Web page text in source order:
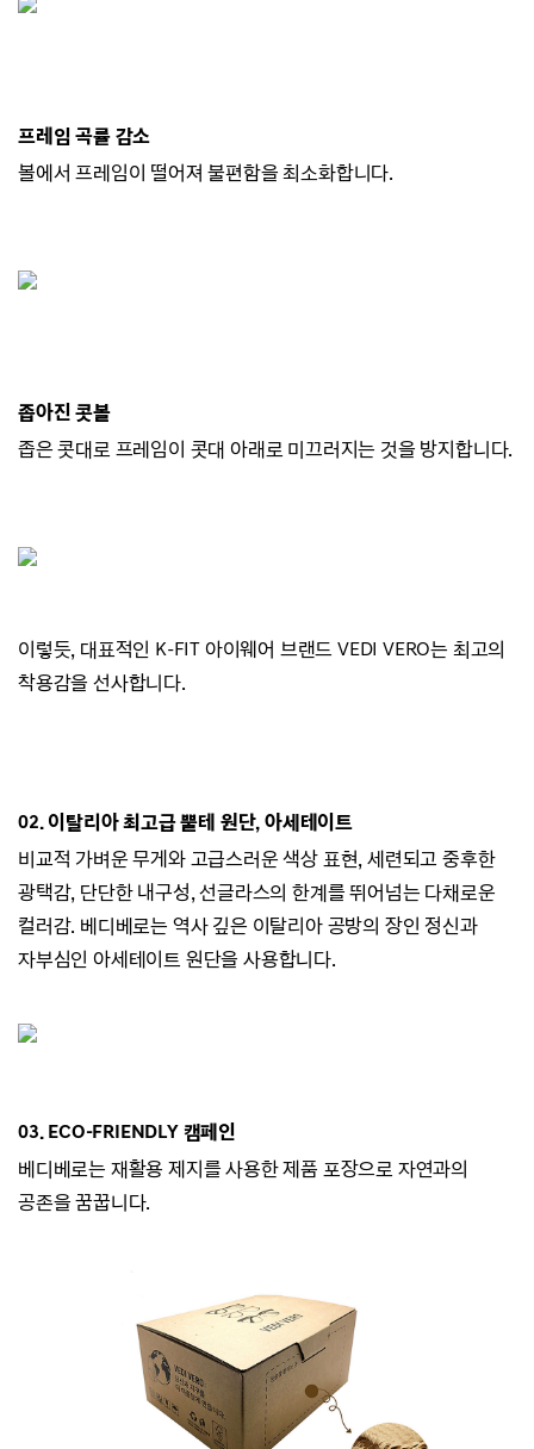
프레임 곡률 감소
볼에서 프레임이 떨어져 불편함을 최소화합니다.
좁아진 콧볼
좁은 콧대로 프레임이 콧대 아래로 미끄러지는 것을 방지합니다.
이렇듯, 대표적인 K-FIT 아이웨어 브랜드VEDI VERO는 최고의
착용감을 선사합니다.
02. 이탈리아 최고급 뿔테 원단, 아세테이트
비교적 가벼운 무게와 고급스러운 색상 표현, 세련되고 중후한
광택감, 단단한 내구성, 선글라스의 한계를 뛰어넘는 다채로운
컬러감. 베디베로는 역사 깊은 이탈리아 공방의 장인 정신과
자부심인 아세테이트 원단을 사용합니다.
03. ECO-FRIENDLY 캠페인
베디베로는 재활용 제지를 사용한 제품 포장으로 자연과의
공존을 꿈꿉니다.